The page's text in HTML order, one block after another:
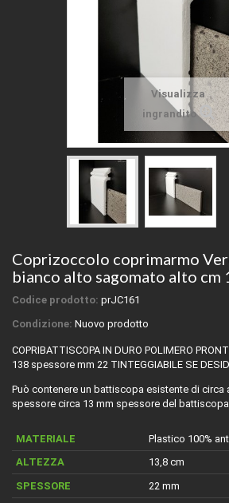
Visualizza
ingrandito
Coprizoccolo coprimarmo
bianco alto sagomato alto cm
Codice prodotto: prJC161
Condizione: Nuovo prodotto
COPRIBATTISCOPA IN DURO POLIMERO
138 spessore mm 22 TINTEGGIABILE SE
Può contenere un battiscopa esistente di circa
spessore circa 13 mm spessore del
MATERIALE
Plastico 100%
ALTEZZA
13,8 cm
SPESSORE
22 mm